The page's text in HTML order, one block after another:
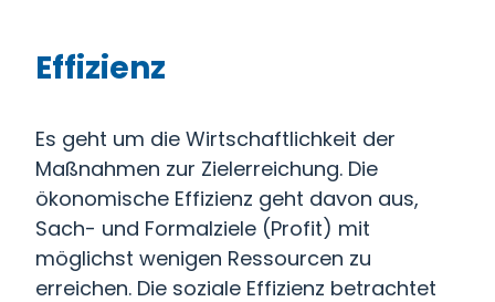
Effizienz
Es geht um die Wirtschaftlichkeit der
Maßnahmen zur Zielerreichung. Die
ökonomische Effizienz geht davon aus,
Sach- und Formalziele (Profit) mit
möglichst wenigen Ressourcen zu
erreichen. Die soziale Effizienz betrachtet